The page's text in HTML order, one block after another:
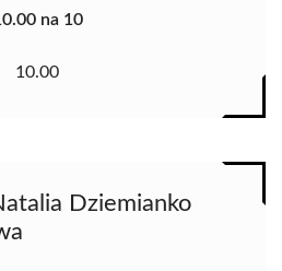
na 10
10.00
Dziemianko